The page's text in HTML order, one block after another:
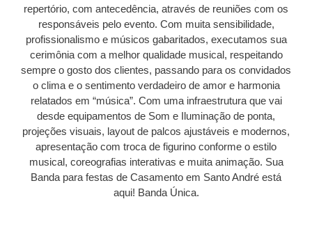
repertório, com antecedência, através de reuniões com os
responsáveis pelo evento. Com muita sensibilidade,
profissionalismo e músicos gabaritados, executamos sua
cerimônia com a melhor qualidade musical, respeitando
sempre o gosto dos clientes, passando para os convidados
o clima e o sentimento verdadeiro de amor e harmonia
relatados em “música”. Com uma infraestrutura que vai
desde equipamentos de Som e Iluminação de ponta,
projeções visuais, layout de palcos ajustáveis e modernos,
apresentação com troca de figurino conforme o estilo
musical, coreografias interativas e muita animação. Sua
Banda para festas de Casamento em Santo André está
aqui! Banda Única.